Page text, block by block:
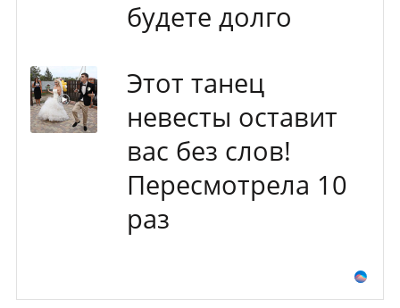
будете долго
Этот танец
невесты оставит
вас без слов!
Пересмотрела 10
раз